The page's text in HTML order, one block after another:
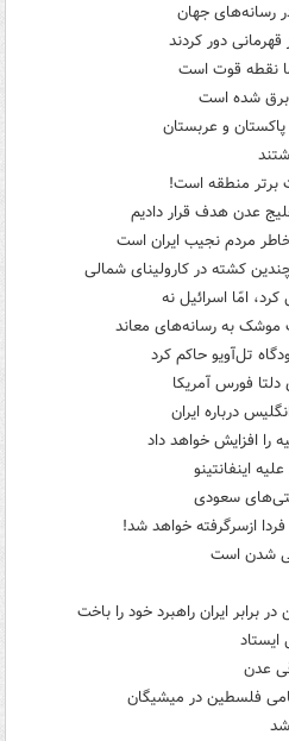
رسانه‌های جهان
دور کردند
نقطه قوت است
برق شده است
و عربستان
برتر منطقه است!
عدن هدف قرار دادیم
مردم نجیب ایران است
کشته در کارولینای شمالی
امّا اسرائیل نه
موشک به رسانه‌های معاند
تل‌آویو حاکم کرد
فورس آمریکا
درباره ایران
را افزایش خواهد داد
اینفانتینو
سعودی
ازسرگرفته خواهد شد!
شدن است
برابر ایران راهبرد خود را باخت
عدن
فلسطین در میشیگان
شد